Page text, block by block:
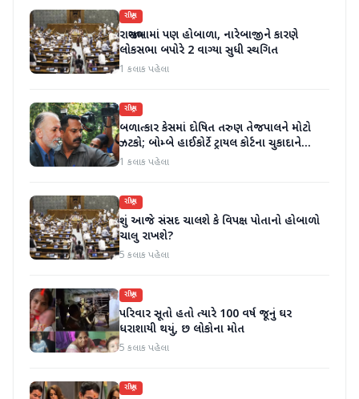
રાષ્ટ્રીય
રાજ્યસભામાં પણ હોબાળા, નારેબાજીને કારણે
લોકસભા બપોરે 2 વાગ્યા સુધી સ્થગિત
1 કલાક પહેલા
રાષ્ટ્રીય
બળાત્કાર કેસમાં દોષિત તરુણ તેજપાલને મોટો
ઝટકો; બોમ્બે હાઈકોર્ટે ટ્રાયલ કોર્ટના ચુકાદાને
ઉલટાવી દીધો
1 કલાક પહેલા
રાષ્ટ્રીય
શું આજે સંસદ ચાલશે કે વિપક્ષ પોતાનો હોબાળો
ચાલુ રાખશે?
5 કલાક પહેલા
રાષ્ટ્રીય
પરિવાર સૂતો હતો ત્યારે 100 વર્ષ જૂનું ઘર
ધરાશાયી થયું, છ લોકોના મોત
5 કલાક પહેલા
રાષ્ટ્રીય